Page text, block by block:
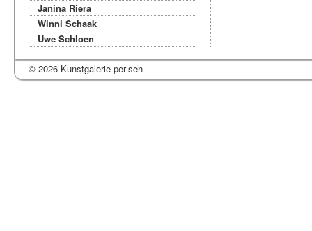
Janina Riera
Winni Schaak
Uwe Schloen
© 2026 Kunstgalerie per-seh